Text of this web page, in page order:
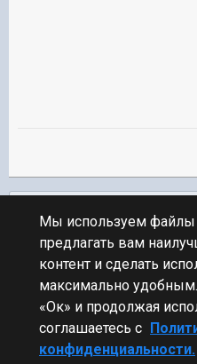
ПЕРЕЙТИ К СПИСКУ ТЕМ
Обсуждение Мира
Мы используем файлы
предлагать вам
контент и сделать
максимально
«Ок» и продолжая
соглашаетесь с
конфиденциальности.